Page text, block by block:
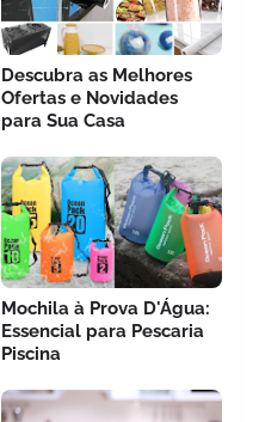
Descubra as Melhores
Ofertas e Novidades
para Sua Casa
Mochila à Prova D'Água:
Essencial para Pescaria
Piscina